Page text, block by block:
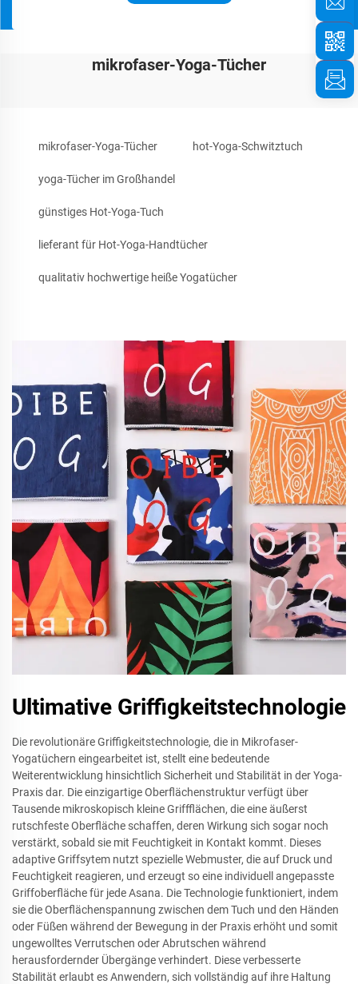
mikrofaser-Yoga-Tücher
mikrofaser-Yoga-Tücher hot-Yoga-Schwitztuch
yoga-Tücher im Großhandel
günstiges Hot-Yoga-Tuch
lieferant für Hot-Yoga-Handtücher
qualitativ hochwertige heiße Yogatücher
Ultimative Griffigkeitstechnologie
Die revolutionäre Griffigkeitstechnologie, die in Mikrofaser-
Yogatüchern eingearbeitet ist, stellt eine bedeutende
Weiterentwicklung hinsichtlich Sicherheit und Stabilität in der Yoga-
Praxis dar. Die einzigartige Oberflächenstruktur verfügt über
Tausende mikroskopisch kleine Griffflächen, die eine äußerst
rutschfeste Oberfläche schaffen, deren Wirkung sich sogar noch
verstärkt, sobald sie mit Feuchtigkeit in Kontakt kommt. Dieses
adaptive Griffsytem nutzt spezielle Webmuster, die auf Druck und
Feuchtigkeit reagieren, und erzeugt so eine individuell angepasste
Griffoberfläche für jede Asana. Die Technologie funktioniert, indem
sie die Oberflächenspannung zwischen dem Tuch und den Händen
oder Füßen während der Bewegung in der Praxis erhöht und somit
ungewolltes Verrutschen oder Abrutschen während
herausfordernder Übergänge verhindert. Diese verbesserte
Stabilität erlaubt es Anwendern, sich vollständig auf ihre Haltung